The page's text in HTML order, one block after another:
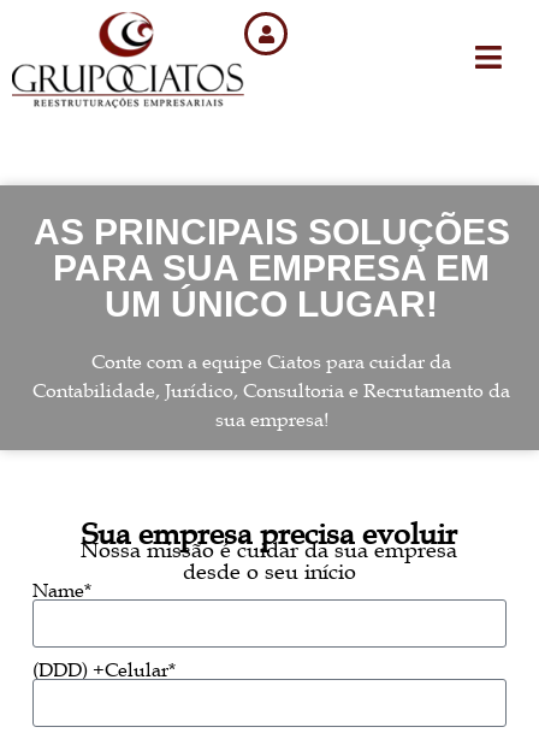
AS PRINCIPAIS SOLUÇÕES
PARA SUA EMPRESA EM
UM ÚNICO LUGAR!
Conte com a equipe Ciatos para cuidar da
Contabilidade, Jurídico, Consultoria e Recrutamento da
sua empresa!
Sua empresa precisa evoluir
Nossa missão é cuidar da sua empresa
desde o seu início
Name*
(DDD) +Celular*